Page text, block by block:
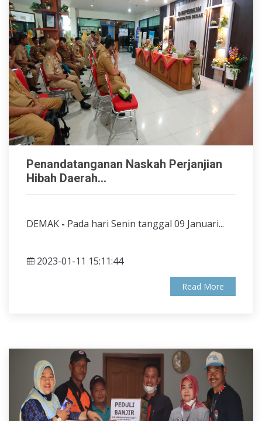
Penandatanganan Naskah Perjanjian
Hibah Daerah...
DEMAK - Pada hari Senin tanggal 09 Januari...
2023-01-11 15:11:44
Read More